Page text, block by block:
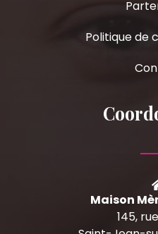
Politique de
Maison
145,